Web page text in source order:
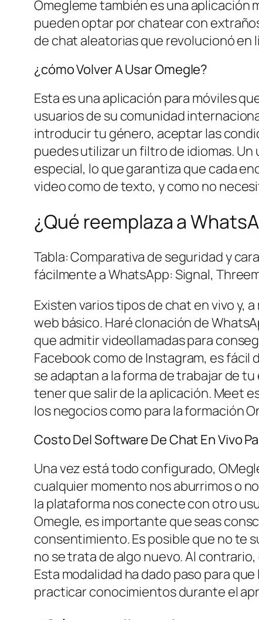
Omegleme también es una
pueden optar por chatear con
de chat aleatorias que revolucionó en
¿cómo Volver A Usar Omegle?
Esta es una aplicación para móviles
usuarios de su comunidad
introducir tu género, aceptar las
puedes utilizar un filtro de idiomas.
especial, lo que garantiza que cada
video como de texto, y como no
¿Qué reemplaza a
Tabla: Comparativa de seguridad y
fácilmente a WhatsApp: Signal,
Existen varios tipos de chat en vivo y,
web básico. Haré clonación de
que admitir videollamadas para
Facebook como de Instagram, es
se adaptan a la forma de trabajar de
tener que salir de la aplicación. Meet
los negocios como para la formación
Costo Del Software De Chat En Vivo
Una vez está todo configurado,
cualquier momento nos aburrimos o
la plataforma nos conecte con otro
Omegle, es importante que seas
consentimiento. Es posible que no te
no se trata de algo nuevo. Al
Esta modalidad ha dado paso para
practicar conocimientos durante el